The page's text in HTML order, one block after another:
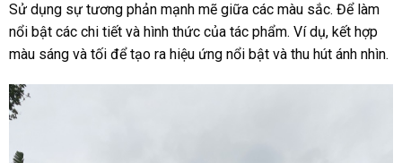
Sử dụng sự tương phản mạnh mẽ giữa các màu sắc. Để làm
nổi bật các chi tiết và hình thức của tác phẩm. Ví dụ, kết hợp
màu sáng và tối để tạo ra hiệu ứng nổi bật và thu hút ánh nhìn.